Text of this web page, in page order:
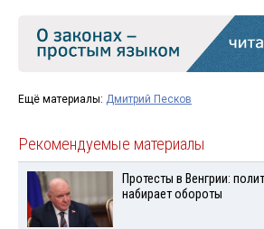
Ещё материалы: Дмитрий Песков
Рекомендуемые материалы
Протесты в Венгрии:
набирает обороты